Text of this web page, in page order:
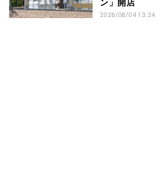
ン」開店
2026/08/04 13:24